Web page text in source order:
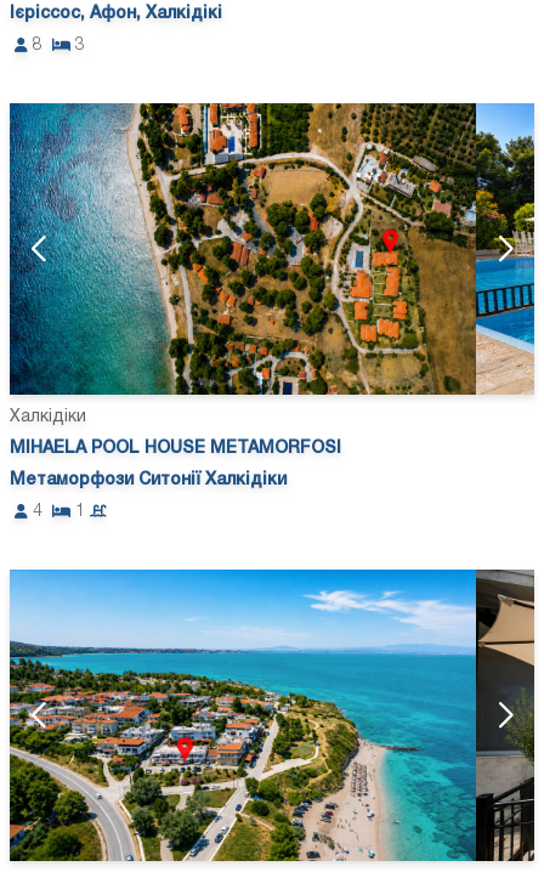
Ієріссос, Афон, Халкідікі
8
3
Халкідіки
MIHAELA POOL HOUSE METAMORFOSI
Метаморфози Ситонії Халкідіки
4
1